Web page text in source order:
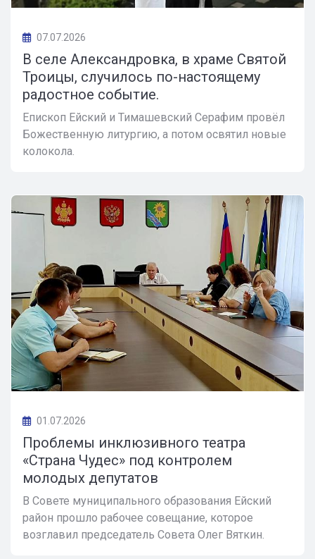
07.07.2026
В селе Александровка, в храме Святой
Троицы, случилось по-настоящему
радостное событие.
Епископ Ейский и Тимашевский Серафим провёл
Божественную литургию, а потом освятил новые
колокола.
01.07.2026
Проблемы инклюзивного театра
«Страна Чудес» под контролем
молодых депутатов
В Совете муниципального образования Ейский
район прошло рабочее совещание, которое
возглавил председатель Совета Олег Вяткин.